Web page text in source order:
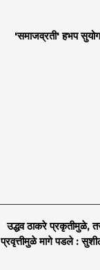
'समाजव्रती' हभप
उद्धव ठाकरे प्रकृतीमुळे,
प्रवृत्तीमुळे मागे पडले :